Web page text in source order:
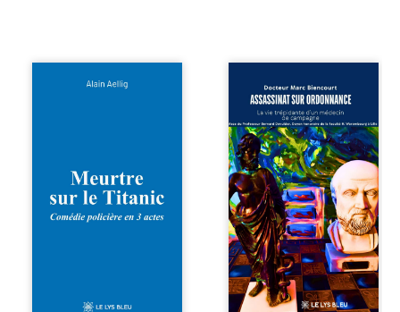
Et si le naufrage
en 1912, un
meurtre est
commis. Le drame
disparaît avec le
Assassinat sur
ordonnance – La
vie trépidante
d’un médecin de
campagne est la
réédition enrichie
et actualisée du
témoignage du
Docteur Marc
Biencourt, ancien
médecin de
famille, qui revient
sur son parcours
médical, syndical
et ordinal. Depuis